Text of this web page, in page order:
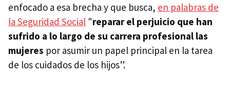
enfocado a esa brecha y que busca, en palabras de
la Seguridad Social "reparar el perjuicio que han
sufrido a lo largo de su carrera profesional las
mujeres por asumir un papel principal en la tarea
de los cuidados de los hijos”.